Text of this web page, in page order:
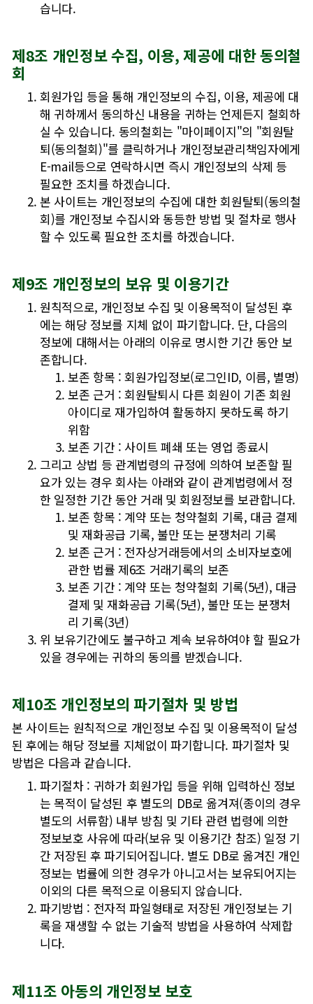
습니다.
제8조 개인정보 수집, 이용, 제공에 대한 동의철
회
회원가입 등을 통해 개인정보의 수집, 이용, 제공에 대
해 귀하께서 동의하신 내용을 귀하는 언제든지 철회하
실 수 있습니다. 동의철회는 "마이페이지"의 "회원탈
퇴(동의철회)"를 클릭하거나 개인정보관리책임자에게
E-mail등으로 연락하시면 즉시 개인정보의 삭제 등
필요한 조치를 하겠습니다.
본 사이트는 개인정보의 수집에 대한 회원탈퇴(동의철
회)를 개인정보 수집시와 동등한 방법 및 절차로 행사
할 수 있도록 필요한 조치를 하겠습니다.
제9조 개인정보의 보유 및 이용기간
원칙적으로, 개인정보 수집 및 이용목적이 달성된 후
에는 해당 정보를 지체 없이 파기합니다. 단, 다음의
정보에 대해서는 아래의 이유로 명시한 기간 동안 보
존합니다.
보존 항목 : 회원가입정보(로그인ID, 이름, 별명)
보존 근거 : 회원탈퇴시 다른 회원이 기존 회원
아이디로 재가입하여 활동하지 못하도록 하기
위함
보존 기간 : 사이트 폐쇄 또는 영업 종료시
그리고 상법 등 관계법령의 규정에 의하여 보존할 필
요가 있는 경우 회사는 아래와 같이 관계법령에서 정
한 일정한 기간 동안 거래 및 회원정보를 보관합니다.
보존 항목 : 계약 또는 청약철회 기록, 대금 결제
및 재화공급 기록, 불만 또는 분쟁처리 기록
보존 근거 : 전자상거래등에서의 소비자보호에
관한 법률 제6조 거래기록의 보존
보존 기간 : 계약 또는 청약철회 기록(5년), 대금
결제 및 재화공급 기록(5년), 불만 또는 분쟁처
리 기록(3년)
위 보유기간에도 불구하고 계속 보유하여야 할 필요가
있을 경우에는 귀하의 동의를 받겠습니다.
제10조 개인정보의 파기절차 및 방법
본 사이트는 원칙적으로 개인정보 수집 및 이용목적이 달성
된 후에는 해당 정보를 지체없이 파기합니다. 파기절차 및
방법은 다음과 같습니다.
파기절차 : 귀하가 회원가입 등을 위해 입력하신 정보
는 목적이 달성된 후 별도의 DB로 옮겨져(종이의 경우
별도의 서류함) 내부 방침 및 기타 관련 법령에 의한
정보보호 사유에 따라(보유 및 이용기간 참조) 일정 기
간 저장된 후 파기되어집니다. 별도 DB로 옮겨진 개인
정보는 법률에 의한 경우가 아니고서는 보유되어지는
이외의 다른 목적으로 이용되지 않습니다.
파기방법 : 전자적 파일형태로 저장된 개인정보는 기
록을 재생할 수 없는 기술적 방법을 사용하여 삭제합
니다.
제11조 아동의 개인정보 보호